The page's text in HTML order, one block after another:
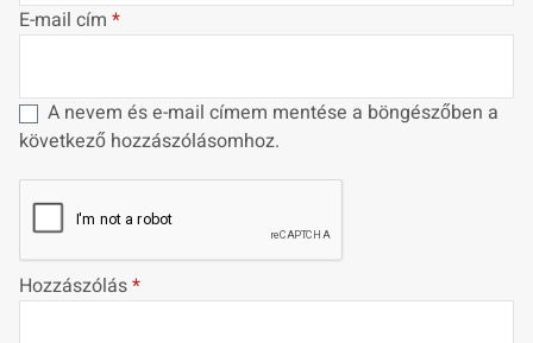
E-mail cím *
A nevem és e-mail címem mentése a böngészőben a
következő hozzászólásomhoz.
Hozzászólás*